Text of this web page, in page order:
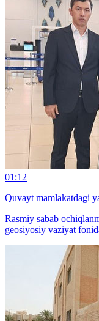
01:12
Quvayt mamlakatdagi
Rasmiy sabab
geosiyosiy vaziyat